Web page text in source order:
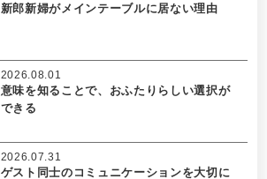
新郎新婦がメインテーブルに居ない理由
意味を知ることで、おふたりらしい選択が
できる
2026.08.01
ゲスト同士のコミュニケーションを大切に
2026.07.31